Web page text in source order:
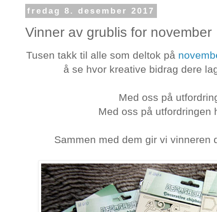
fredag 8. desember 2017
Vinner av grublis for november
Tusen takk til alle som deltok på
å se hvor kreative bidrag dere
Med oss på
Med oss på utfordringen
Sammen med dem gir vi vinneren